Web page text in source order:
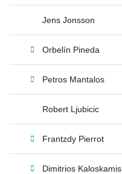
Jens Jonsson
Orbelín Pineda
Petros Mantalos
Robert Ljubicic
Frantzdy Pierrot
Dimitrios Kaloskamis